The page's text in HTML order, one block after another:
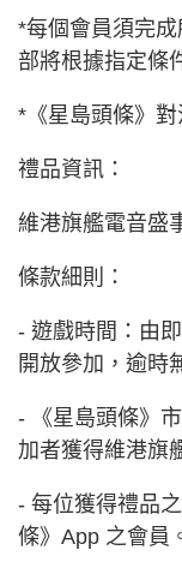
*每個會員須完
部將根據指定條
*《星島頭條》
禮品資訊：
維港旗艦電音盛
條款細則：
- 遊戲時間：由
開放參加，逾時
- 《星島頭條》
加者獲得維港旗
- 每位獲得禮品
條》App 之會員